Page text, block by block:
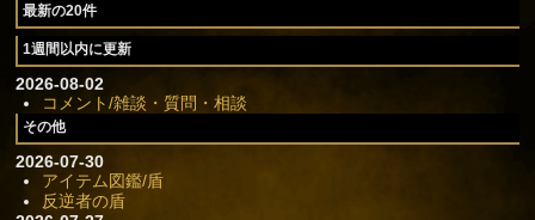
最新の20件
1週間以内に更新
2026-08-02
コメント/雑談・質問・相談
その他
2026-07-30
アイテム図鑑/盾
反逆者の盾